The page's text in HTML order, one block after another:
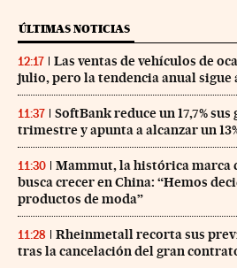
ÚLTIMAS NOTICIAS
12:17
Las ventas de vehículos de
julio, pero la tendencia anual sigue
11:37
SoftBank reduce un 17,7%
trimestre y apunta a alcanzar un
11:30
Mammut, la histórica marca
busca crecer en China: “Hemos
productos de moda”
11:28
Rheinmetall recorta sus
tras la cancelación del gran